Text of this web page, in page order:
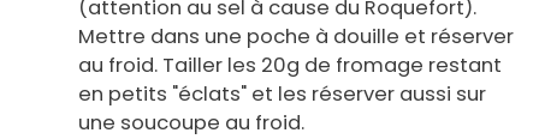
(attention au sel à cause du Roquefort).
Mettre dans une poche à douille et réserver
au froid. Tailler les 20g de fromage restant
en petits "éclats" et les réserver aussi sur
une soucoupe au froid.